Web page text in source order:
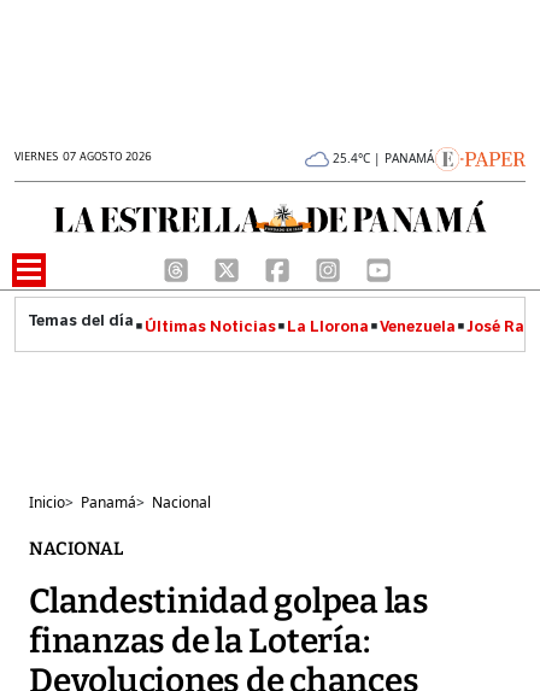
VIERNES 07 AGOSTO 2026 25.4°C | PANAMÁ
Últimas Noticias La Llorona Venezuela José
Inicio> Panamá> Nacional
NACIONAL
Clandestinidad golpea las
finanzas de la Lotería:
Devoluciones de chances